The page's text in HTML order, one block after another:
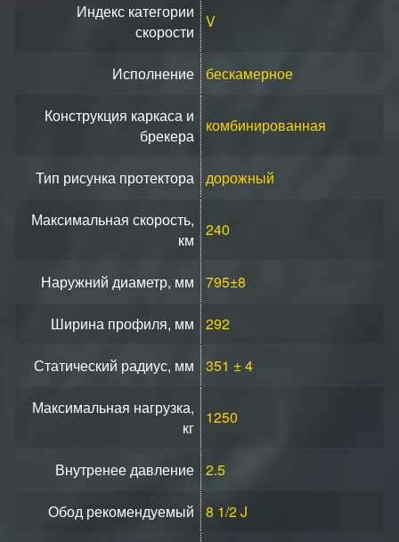
Индекс категории
скорости
V
Исполнение бескамерное
Конструкция каркаса и
брекера
комбинированная
Тип рисунка протектора дорожный
Максимальная скорость,
км
240
Наружний диаметр, мм 795±8
Ширина профиля, мм 292
Статический радиус, мм 351 ± 4
Максимальная нагрузка,
кг
1250
Внутренее давление 2.5
Обод рекомендуемый 8 1/2 J